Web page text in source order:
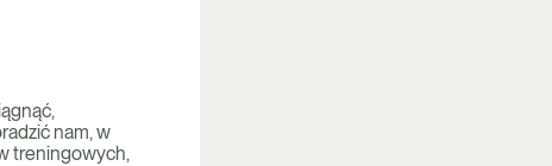
nam, w
treningowych,